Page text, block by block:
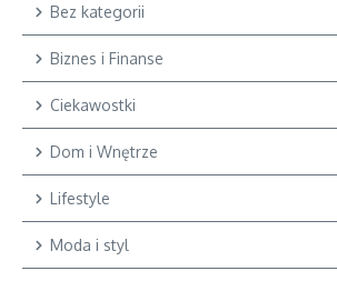
Bez kategorii
Biznes i Finanse
Ciekawostki
Dom i Wnętrze
Lifestyle
Moda i styl